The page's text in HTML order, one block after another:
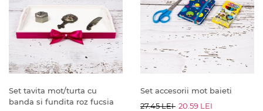
Set tavita mot/turta cu
banda si fundita roz fucsia
Set accesorii mot baieti
27.45 LEI 20.59 LEI